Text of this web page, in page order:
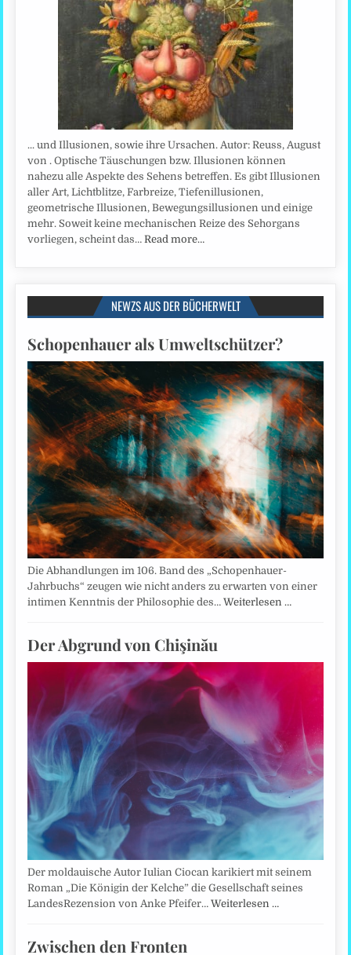
... und Illusionen, sowie ihre Ursachen. Autor: Reuss, August
von . Optische Täuschungen bzw. Illusionen können
nahezu alle Aspekte des Sehens betreffen. Es gibt Illusionen
aller Art, Lichtblitze, Farbreize, Tiefenillusionen,
geometrische Illusionen, Bewegungsillusionen und einige
mehr. Soweit keine mechanischen Reize des Sehorgans
vorliegen, scheint das…Read more…
NEWZS AUS DER BÜCHERWELT
Schopenhauer als Umweltschützer?
Die Abhandlungen im 106. Band des „Schopenhauer-
Jahrbuchs“ zeugen wie nicht anders zu erwarten von einer
intimen Kenntnis der Philosophie des…Weiterlesen …
Der Abgrund von Chişinău
Der moldauische Autor Iulian Ciocan karikiert mit seinem
Roman „Die Königin der Kelche” die Gesellschaft seines
LandesRezension von Anke Pfeifer…Weiterlesen …
Zwischen den Fronten